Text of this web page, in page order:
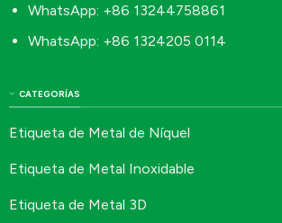
CATEGORÍAS
Etiqueta de Metal de Níquel
Etiqueta de Metal Inoxidable
Etiqueta de Metal 3D
WhatsApp: +86 13244758861
WhatsApp: +86 1324205 0114